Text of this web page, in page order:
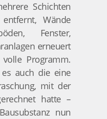
Schichten
Wände
Fenster,
erneuert
Programm.
auch die eine
mit der
hatte –
nun